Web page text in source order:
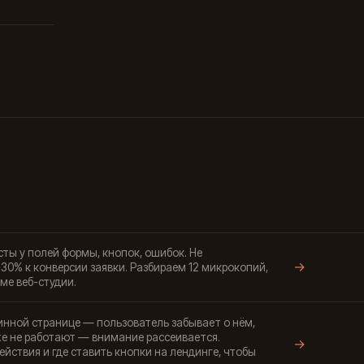
у полей формы, кнопок, ошибок. Не
к конверсии заявки. Разбираем 12 микрокопий,
веб-студии.
→
странице — пользователь забывает о нём,
не работают — внимание рассеивается.
и где ставить кнопки на лендинге, чтобы
→